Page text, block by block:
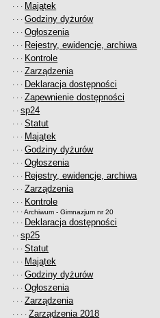
· · · Majątek
· · ·Godziny dyżurów
· · ·Ogłoszenia
· · · Rejestry, ewidencje, archiwa
· · · Kontrole
· · ·Zarządzenia
· · · Deklaracja dostępności
· · ·Zapewnienie dostępności
· ·sp24
· · ·Statut
· · · Majątek
· · ·Godziny dyżurów
· · ·Ogłoszenia
· · · Rejestry, ewidencje, archiwa
· · ·Zarządzenia
· · · Kontrole
· · ·Archiwum - Gimnazjum nr 20
· · · Deklaracja dostępności
· ·sp25
· · ·Statut
· · · Majątek
· · ·Godziny dyżurów
· · ·Ogłoszenia
· · ·Zarządzenia
· · · ·Zarządzenia 2018